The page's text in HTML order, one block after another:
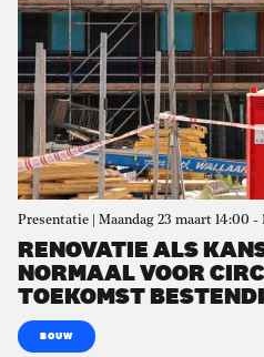
RENOVATIE ALS
NORMAAL VOOR
TOEKOMST
Presentatie | Maandag 23 maart 14:00 -
BOUW